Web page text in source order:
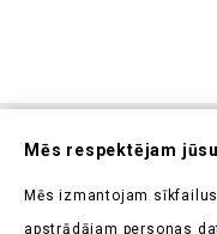
Abonējiet
Uzziniet pirmieji
Mēs respektējam
Mēs izmantojam
apstrādājam personas